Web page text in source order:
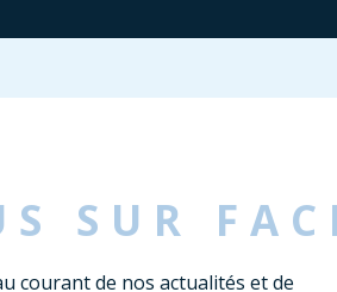
SUR
courant de nos actualités et de